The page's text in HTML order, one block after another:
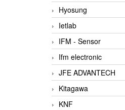
Hyosung
Ietlab
IFM - Sensor
Ifm electronic
JFE ADVANTECH
Kitagawa
KNF